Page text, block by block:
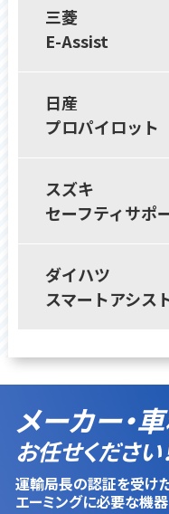
三菱
E-Assist
日産
プロパイロット
スズキ
セーフティサポ
ダイハツ
スマートアシス
メーカー・
お任せください
運輸局長の認証を受け
エーミングに必要な機